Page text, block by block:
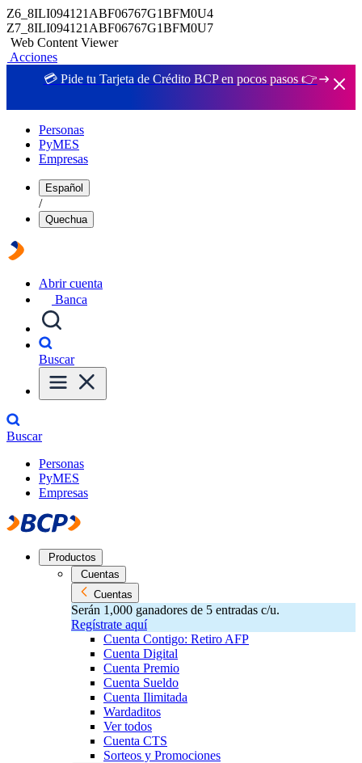
Z6_8ILI094121ABF06767G1BFM0U4
Z7_8ILI094121ABF06767G1BFM0U7
Web Content Viewer
Acciones
💳 Pide tu Tarjeta de Crédito BCP en pocos pasos 👉
Personas
PyMES
Empresas
Español
/
Quechua
Abrir cuenta
Banca
Buscar
Buscar
Personas
PyMES
Empresas
Productos
Cuentas
Cuentas
Serán 1,000 ganadores de 5 entradas c/u.
Regístrate aquí
Cuenta Contigo: Retiro AFP
Cuenta Digital
Cuenta Premio
Cuenta Sueldo
Cuenta Ilimitada
Wardaditos
Ver todos
Cuenta CTS
Sorteos y Promociones